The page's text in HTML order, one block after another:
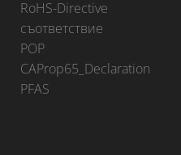
RoHS-Directive
съответствие
POP
CAProp65_Declaration
PFAS